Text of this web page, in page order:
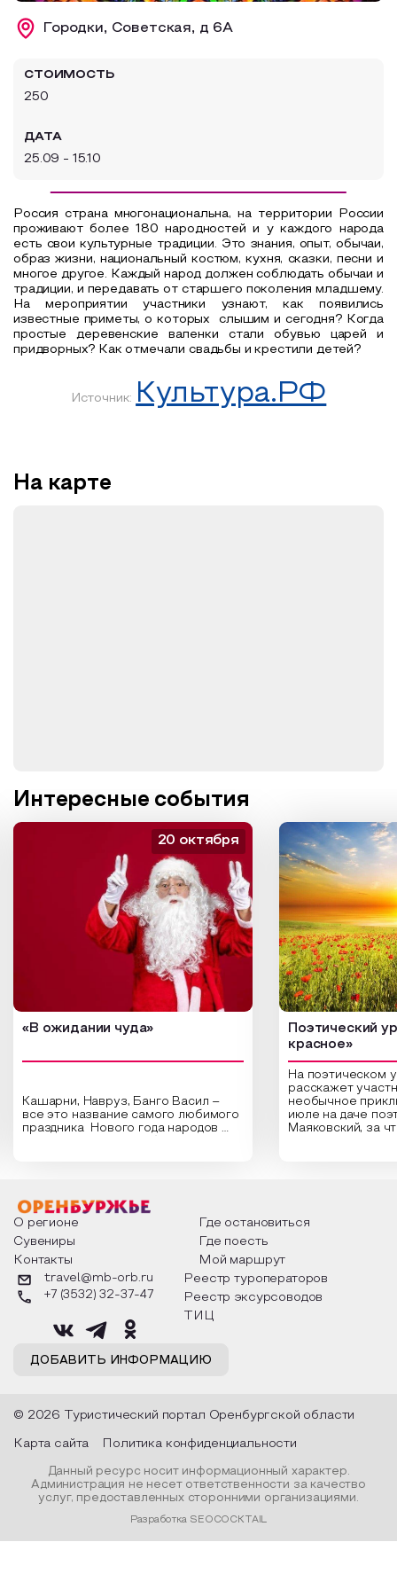
Образовательный туризм
Городки, Советская, д 6А
СТОИМОСТЬ
250
ДАТА
25.09 - 15.10
Россия страна многонациональна, на территории России
проживают более 180 народностей и у каждого народа
есть свои культурные традиции. Это знания, опыт, обычаи,
образ жизни, национальный костюм, кухня, сказки, песни и
многое другое. Каждый народ должен соблюдать обычаи и
традиции, и передавать от старшего поколения младшему.
На мероприятии участники узнают, как появились
известные приметы, о которых слышим и сегодня? Когда
простые деревенские валенки стали обувью царей и
придворных? Как отмечали свадьбы и крестили детей?
Источник: Культура.РФ
На карте
Интересные события
«В ожидании чуда»
Кашарни, Навруз, Банго Васил –
все это название самого любимого
праздника Нового года народов
о том, как встречают новый год в
разных уголках страны, какие
обряды совершают на удачу и
благополучие, в чем схожи и
различаются традиции. Кто такой
Дед Мороз и откуда он пришел, как
его называют в разных уголках
страны и как появились елочные
20 октября
Поэтический
красное»
На поэтическом
расскажет
необычное
июле на даче
Маяковский, за
Твардовского и
каждой строчке
восхищение
яркому времени
О регионе
Где остановиться
Сувениры
Где поесть
Контакты
Мой маршрут
ДОБАВИТЬ ИНФОРМАЦИЮ
travel@mb-orb.ru
+7 (3532) 32-37-47
Реестр туроператоров
Реестр эксурсоводов
ТИЦ
© 2026 Туристический портал Оренбургской области
Карта сайта Политика конфиденциальности
Данный ресурс носит информационный характер.
Администрация не несет ответственности за качество
услуг, предоставленных сторонними организациями.
Разработка SEOCOCKTAIL